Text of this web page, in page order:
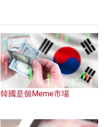
韓國是個Meme市場